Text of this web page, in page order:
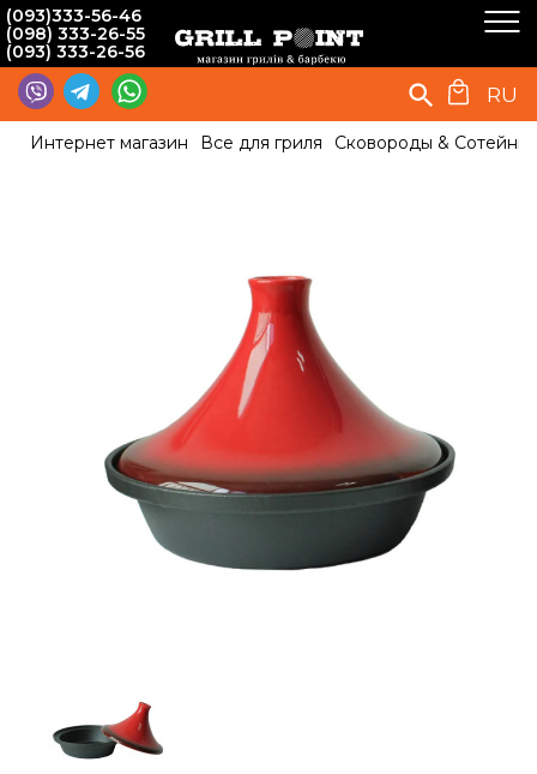
(093)333-56-46
(098) 333-26-55
(093) 333-26-56
RU
Интернет магазин Все для гриля Сковороды &